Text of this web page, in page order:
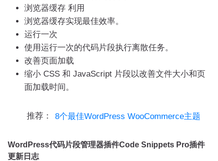
浏览器缓存 利用
浏览器缓存实现最佳效率。
运行一次
使用运行一次的代码片段执行离散任务。
改善页面加载
缩小 CSS 和 JavaScript 片段以改善文件大小和页
面加载时间。
推荐： 8个最佳WordPress WooCommerce主题
WordPress代码片段管理器插件Code Snippets Pro插件
更新日志